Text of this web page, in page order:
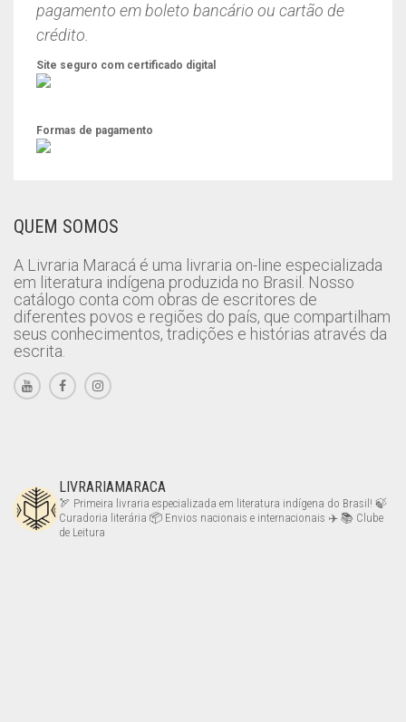
pagamento em boleto bancário ou cartão de
crédito.
Site seguro com certificado digital
Formas de pagamento
QUEM SOMOS
A Livraria Maracá é uma livraria on-line especializada
em literatura indígena produzida no Brasil. Nosso
catálogo conta com obras de escritores de
diferentes povos e regiões do país, que compartilham
seus conhecimentos, tradições e histórias através da
escrita.
LIVRARIAMARACA
🏹 Primeira livraria especializada em literatura indígena do Brasil! 🍃
Curadoria literária 📦 Envios nacionais e internacionais ✈️ 📚 Clube
de Leitura